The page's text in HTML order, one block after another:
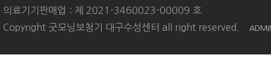
의료기기판매업 : 제 2021-3460023-00009 호
Copyright 굿모닝보청기 대구수성센터 all right reserved.